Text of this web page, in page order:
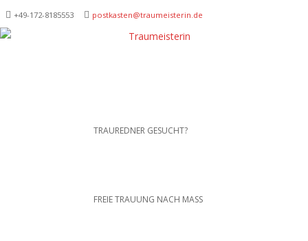
+49-172-­8185553 postkasten@traumeisterin.de
Traurednerein München,
Leidenschaft
SKIP TO CONTENT
TRAUREDNER GESUCHT?
FREIE TRAUUNG NACH MASS